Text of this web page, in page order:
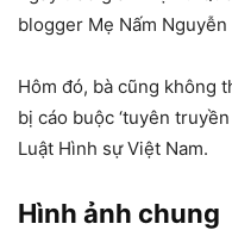
blogger Mẹ Nấm
Hôm đó, bà cũng không
bị cáo buộc ‘tuyên
Luật Hình sự Việt Nam.
Hình ảnh chung